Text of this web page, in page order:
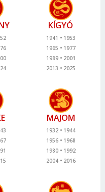
KÍGYÓ
1941
1953
1965
1977
1989
2001
2013
2025
MAJOM
1932
1944
1956
1968
1980
1992
2004
2016